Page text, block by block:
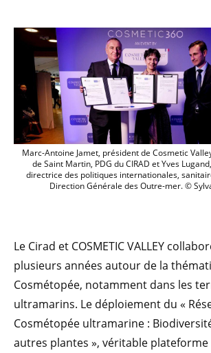
Marc-Antoine
Marc-Antoine Jamet, président de Cosmetic
de Saint Martin, PDG du CIRAD et Yves
directrice des politiques internationales,
Direction Générale des Outre-mer. ©
Le Cirad et COSMETIC VALLEY
plusieurs années autour de la
Cosmétopée, notamment dans les
ultramarins. Le déploiement du «
Cosmétopée ultramarine :
autres plantes », véritable plateforme